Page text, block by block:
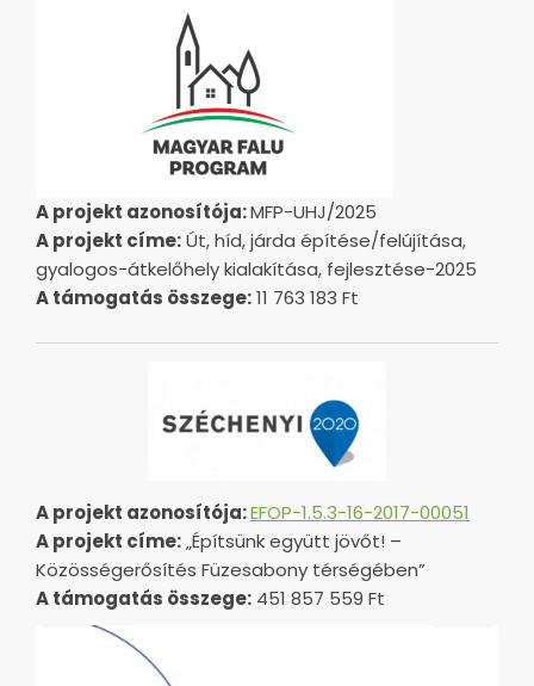
A projekt azonosítója:MFP-UHJ/2025
A projekt címe:Út, híd, járda építése/felújítása,
gyalogos-átkelőhely kialakítása, fejlesztése-2025
A támogatás összege:11 763 183 Ft
A projekt azonosítója:EFOP-1.5.3-16-2017-00051
A projekt címe:„Építsünk együtt jövőt! –
Közösségerősítés Füzesabony térségében”
A támogatás összege: 451 857 559 Ft